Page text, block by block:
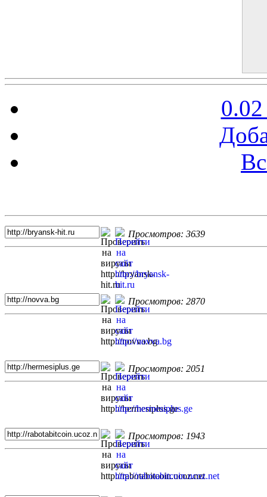
Просмотров: 3639
Просмотров: 2870
Просмотров: 2051
Просмотров: 1943